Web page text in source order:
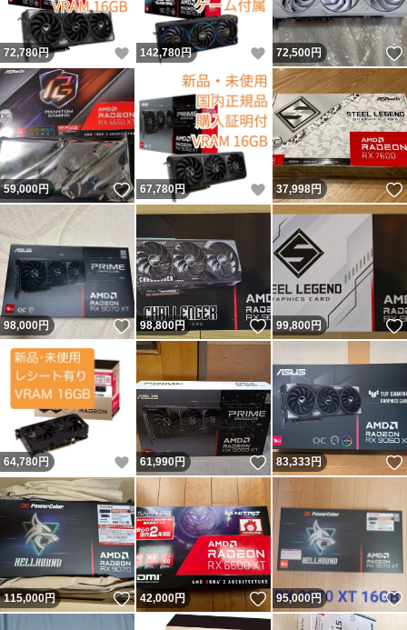
72,780円 いいね！
142,780円 いいね！
72,500円
59,000円 いいね！
67,780円 いいね！
37,998円
98,000円 いいね！
98,800円 いいね！
99,800円
64,780 円 いいね！
61,990円 いいね！
83,333円
115,000円 いいね！
42,000円 いいね！
95,000円